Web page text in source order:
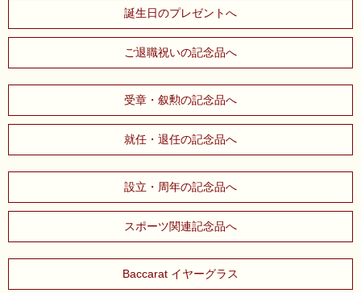
誕生日のプレゼントへ
ご退職祝いの記念品へ
受章・叙勲の記念品へ
就任・退任の記念品へ
設立・周年の記念品へ
スポーツ関連記念品へ
Baccarat イヤーグラス